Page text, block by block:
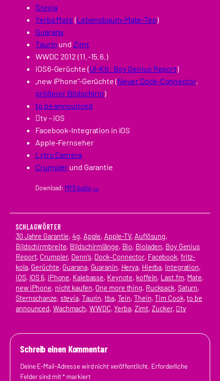
Stevia
Yerba Mate (Lebensbaum-Mate-Tee)
Guarana
Taurin und Zimt
WWDC 2012 (11.-15.6.)
iOS6-Gerüchte (UI-Kit: Boy Genius Report)
„new iPhone“-Gerüchte (Neuer Dock-Connector,
größerer Bildschirm)
to be announced
tv – iOS
Facebook-Integration in iOS
Apple-Fernseher
Lytro Camera
Crumpler und Garantie
Download: MP3 Audio 8 MB
SCHLAGWÖRTER
30 Jahre Garantie, 4g, Apple, Apple-TV, Auflösung
Bildschirmbreite, BIldschirmlänge, Bio, Bioladen, Boy Genius
Report, Crumpler, Denn’s, Dock-Connector, Facebook, fritz-
kola, Gerüchte, Guarana, Guaranin, Herva, Hierba, Integration
iOS, iOS 6, iPhone, Kalebasse, Keynote, koffein, Last.fm, Mate
new iPhone, nicht kaufen, One more thing, Rucksack, Saturn
Sternschanze, stevia, Taurin, tba, Tein, Thein, Tim Cook, to be
announced, Wachmach, WWDC, Yerba, Zimt, Zucker, tv
Schreib einen Kommentar
Deine E-Mail-Adresse wird nicht veröffentlicht. Erforderliche
Felder sind mit* markiert